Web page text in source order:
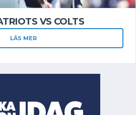
VS COLTS
LÄS MER